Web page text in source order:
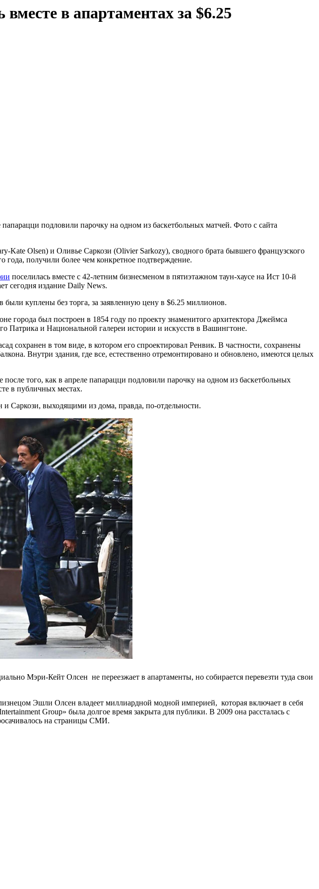
в апартаментах за $6.25
подловили парочку на одном из баскетбольных матчей. Фото с сайта
Kate Olsen) и Оливье Саркози (Olivier Sarkozy), сводного брата бывшего французского
года, получили более чем конкретное подтверждение.
поселилась вместе с 42-летним бизнесменом в пятиэтажном таун-хаусе на Ист 10-й
сегодня издание Daily News.
куплены без торга, за заявленную цену в $6.25 миллионов.
города был построен в 1854 году по проекту знаменитого архитектора Джеймса
Патрика и Национальной галереи истории и искусств в Вашингтоне.
сохранен в том виде, в котором его спроектировал Ренвик. В частности, сохранены
Внутри здания, где все, естественно отремонтировано и обновлено, имеются целых
того, как в апреле папарацци подловили парочку на одном из баскетбольных
в публичных местах.
и Саркози, выходящими из дома, правда, по-отдельности.
Мэри-Кейт Олсен не переезжает в апартаменты, но собирается перевезти туда свои
Эшли Олсен владеет миллиардной модной империей, которая включает в себя
Group» была долгое время закрыта для публики. В 2009 она рассталась с
на страницы СМИ.